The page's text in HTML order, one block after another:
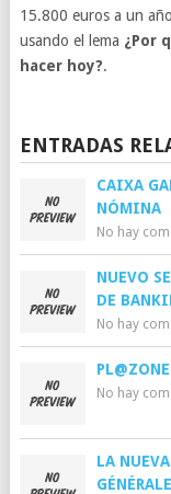
15.800 euros a un
usando el lema ¿Por
hacer hoy?.
ENTRADAS
CAIXA
NÓMINA
No hay
NUEVO
DE
No hay
No hay
LA